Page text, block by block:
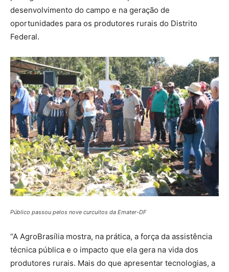
desenvolvimento do campo e na geração de
oportunidades para os produtores rurais do Distrito
Federal.
Público passou pelos nove curcuitos da Emater-DF
“A AgroBrasília mostra, na prática, a força da assistência
técnica pública e o impacto que ela gera na vida dos
produtores rurais. Mais do que apresentar tecnologias, a